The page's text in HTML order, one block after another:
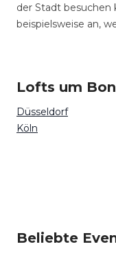
der Stadt besuchen
beispielsweise an,
Lofts um
Düsseldorf
Köln